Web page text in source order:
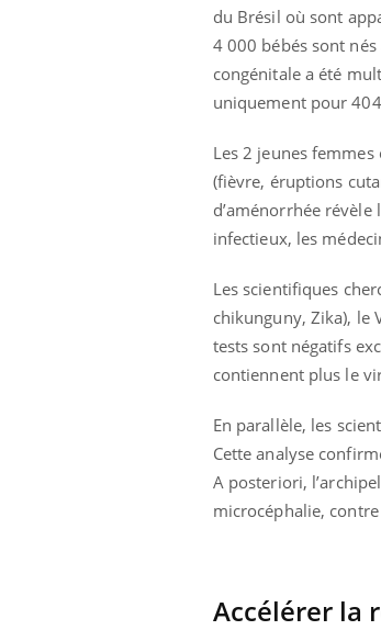
du Brésil où sont
4 000 bébés sont
congénitale a été
uniquement pour
Les 2 jeunes
(fièvre, éruptions
d’aménorrhée
infectieux, les
Les scientifiques
chikunguny, Zika), le
tests sont négatifs
contiennent plus le
En parallèle, les
Cette analyse
A posteriori,
microcéphalie,
Accélérer la
Insuline & Charge mentale :
osait en parler??Youtube
reste entourée d'idées reçues chez
patients comme parfois chez les